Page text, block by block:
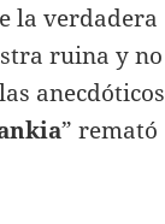
la verdadera
ruina y no
anecdóticos
” remató